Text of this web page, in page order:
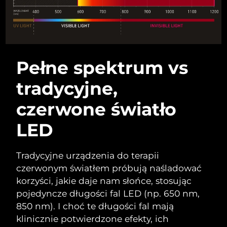
Pełne spektrum vs
tradycyjne,
czerwone światło
LED
Tradycyjne urządzenia do terapii
czerwonym światłem próbują naśladować
korzyści, jakie daje nam słońce, stosując
pojedyncze długości fal LED (np. 650 nm,
850 nm). I choć te długości fal mają
klinicznie potwierdzone efekty, ich
Liban
Oczekiwany czas dostawy
8/10/26
8/9/26
Luksemburg
Oczekiwany czas dostawy
SRA Makau (Chiny)
Malezja
Malta
Oczekiwany czas dostawy
8/9/26
Meksyk
Oczekiwany czas dostawy
8/13/26
Monako
Oczekiwany czas dostawy